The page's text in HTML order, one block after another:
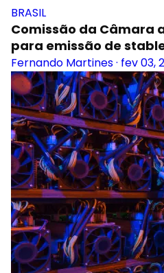
BRASIL
Comissão da Câmara
para emissão de
Fernando Martines· fev 03,